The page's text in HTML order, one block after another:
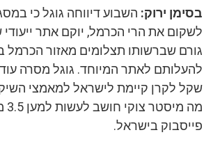
בסימן ירוק: השבוע דיווחה גוגל כי
לשקום את הרי הכרמל, יוקם אתר
גורם שברשותו תצלומים מאזור הכרמל
להעלותם לאתר המיוחד. גוגל מסרה עוד
שקל לקרן קיימת לישראל למאמצי
פייסבוק בישראל.